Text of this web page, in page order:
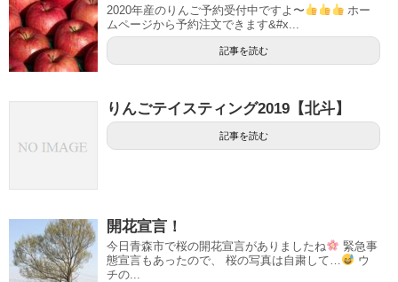
2020年産のりんご予約受付中ですよ〜
ホー
ムページから予約注文できます&#x...
記事を読む
りんごテイスティング2019【北斗】
記事を読む
開花宣言！
今日青森市で桜の開花宣言がありましたね
緊急事
態宣言もあったので、 桜の写真は自粛して…
ウ
チの...